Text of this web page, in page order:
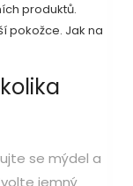
produktů.
pokožce. Jak na
se mýdel a
jemný